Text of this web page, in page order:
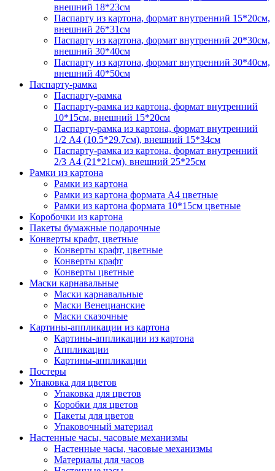
внешний 18*23см
Паспарту из картона, формат внутренний 15*20см,
внешний 26*31см
Паспарту из картона, формат внутренний 20*30см,
внешний 30*40см
Паспарту из картона, формат внутренний 30*40см,
внешний 40*50см
Паспарту-рамка
Паспарту-рамка
Паспарту-рамка из картона, формат внутренний
10*15см, внешний 15*20см
Паспарту-рамка из картона, формат внутренний
1/2 А4 (10.5*29.7см), внешний 15*34см
Паспарту-рамка из картона, формат внутренний
2/3 А4 (21*21см), внешний 25*25см
Рамки из картона
Рамки из картона
Рамки из картона формата А4 цветные
Рамки из картона формата 10*15см цветные
Коробочки из картона
Пакеты бумажные подарочные
Конверты крафт, цветные
Конверты крафт, цветные
Конверты крафт
Конверты цветные
Маски карнавальные
Маски карнавальные
Маски Венецианские
Маски сказочные
Картины-аппликации из картона
Картины-аппликации из картона
Аппликации
Картины-аппликации
Постеры
Упаковка для цветов
Упаковка для цветов
Коробки для цветов
Пакеты для цветов
Упаковочный материал
Настенные часы, часовые механизмы
Настенные часы, часовые механизмы
Материалы для часов